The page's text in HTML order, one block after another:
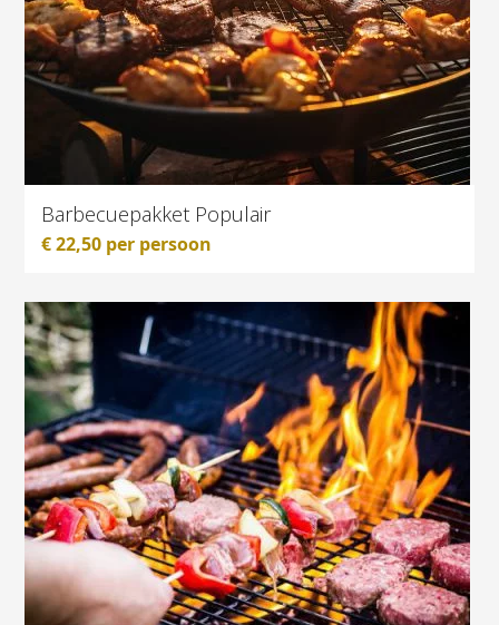
Barbecuepakket Populair
€22,50 per persoon